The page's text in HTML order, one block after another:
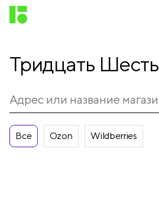
Тридцать Шесть
Все Ozon Wildberries